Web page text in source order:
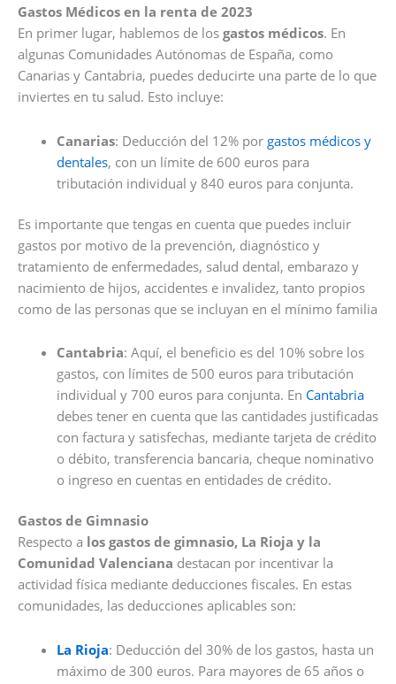
Gastos Médicos en la renta de 2023
En primer lugar, hablemos de los gastos médicos. En
algunas Comunidades Autónomas de España, como
Canarias y Cantabria, puedes deducirte una parte de lo que
inviertes en tu salud. Esto incluye:
Canarias: Deducción del 12% por gastos médicos y
dentales, con un límite de 600 euros para
tributación individual y 840 euros para conjunta.
Es importante que tengas en cuenta que puedes incluir
gastos por motivo de la prevención, diagnóstico y
tratamiento de enfermedades, salud dental, embarazo y
nacimiento de hijos, accidentes e invalidez, tanto propios
como de las personas que se incluyan en el mínimo familia
Cantabria: Aquí, el beneficio es del 10% sobre los
gastos, con límites de 500 euros para tributación
individual y 700 euros para conjunta. En Cantabria
debes tener en cuenta que las cantidades justificadas
con factura y satisfechas, mediante tarjeta de crédito
o débito, transferencia bancaria, cheque nominativo
o ingreso en cuentas en entidades de crédito.
Gastos de Gimnasio
Respecto a los gastos de gimnasio, La Rioja y la
Comunidad Valenciana destacan por incentivar la
actividad física mediante deducciones fiscales. En estas
comunidades, las deducciones aplicables son:
La Rioja: Deducción del 30% de los gastos, hasta un
máximo de 300 euros. Para mayores de 65 años o